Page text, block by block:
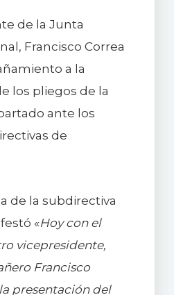
de la Junta
Francisco Correa
a la
los pliegos de la
ante los
de
de la subdirectiva
«Hoy con el
vicepresidente,
Francisco
presentación del